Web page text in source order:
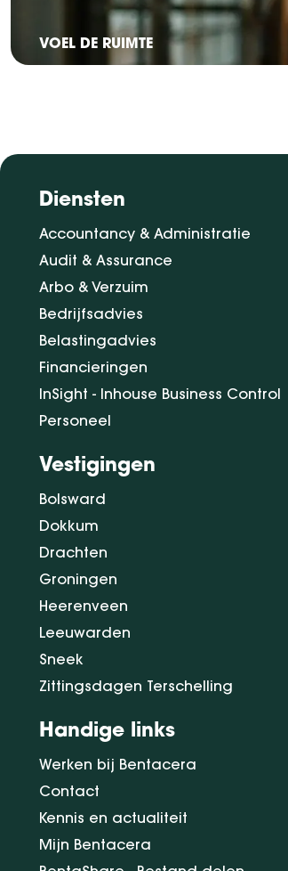
VOEL DE RUIMTE
Diensten
Accountancy & Administratie
Audit & Assurance
Arbo & Verzuim
Bedrijfsadvies
Belastingadvies
Financieringen
InSight - Inhouse Business Control
Personeel
Vestigingen
Bolsward
Dokkum
Drachten
Groningen
Heerenveen
Leeuwarden
Sneek
Zittingsdagen Terschelling
Handige links
Werken bij Bentacera
Contact
Kennis en actualiteit
Mijn Bentacera